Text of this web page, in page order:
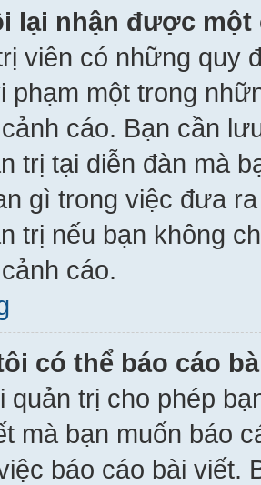
lại nhận được một
viên có những quy
phạm một trong
cáo. Bạn cần
trị tại diễn đàn mà
gì trong việc đưa
trị nếu bạn không
cáo.
có thể báo cáo
quản trị cho phép
mà bạn muốn báo
báo cáo bài viết.